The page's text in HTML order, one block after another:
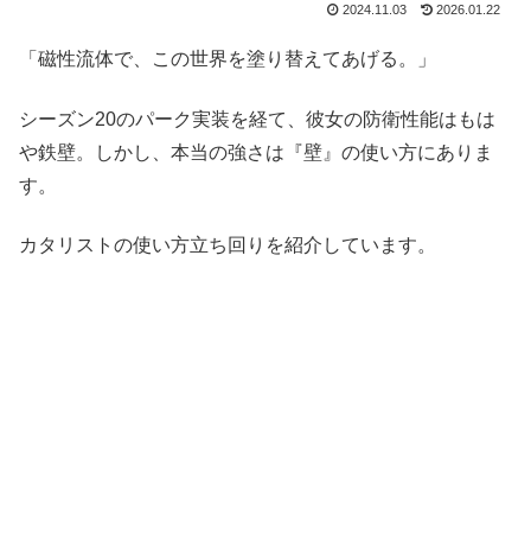
2024.11.03 2026.01.22
「磁性流体で、この世界を塗り替えてあげる。」
シーズン20のパーク実装を経て、彼女の防衛性能はもは
や鉄壁。しかし、本当の強さは『壁』の使い方にありま
す。
カタリストの使い方立ち回りを紹介しています。